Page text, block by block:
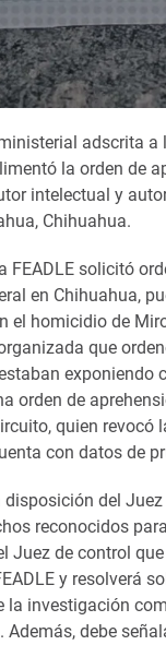
adscrita
la orden de
intelectual y
Chihuahua.
FEADLE solicitó
en Chihuahua,
el homicidio de
que
exponiendo
orden de
quien revocó
con datos de
disposición del
reconocidos
Juez de control
y resolverá
investigación
debe